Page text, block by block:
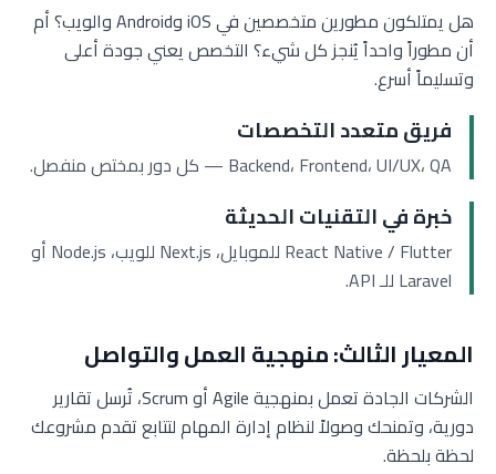
هل يمتلكون مطورين متخصصين في iOS وAndroid والويب؟ أم
أن مطوراً واحداً يُنجز كل شيء؟ التخصص يعني جودة أعلى
وتسليماً أسرع.
فريق متعدد التخصصات
Backend، Frontend، UI/UX، QA — كل دور بمختص منفصل.
خبرة في التقنيات الحديثة
React Native / Flutter للموبايل، Next.js للويب، Node.js أو
Laravel للـ API.
المعيار الثالث: منهجية العمل والتواصل
الشركات الجادة تعمل بمنهجية Agile أو Scrum، تُرسل تقارير
دورية، وتمنحك وصولاً لنظام إدارة المهام لتتابع تقدم مشروعك
لحظة بلحظة.